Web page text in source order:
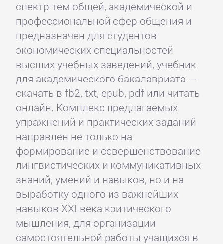
спектр тем общей, академической и
профессиональной сфер общения и
предназначен для студентов
экономических специальностей
высших учебных заведений, учебник
для академического бакалавриата —
скачать в fb2, txt, epub, pdf или читать
онлайн. Комплекс предлагаемых
упражнений и практических заданий
направлен не только на
формирование и совершенствование
лингвистических и коммуникативных
знаний, умений и навыков, но и на
выработку одного из важнейших
навыков XXI века критического
мышления, для организации
самостоятельной работы учащихся в